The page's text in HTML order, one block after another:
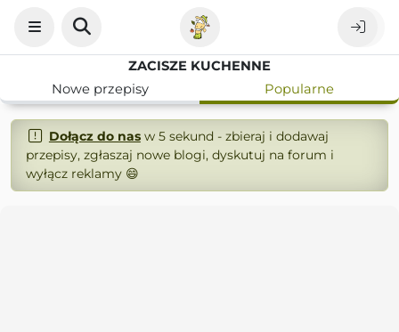
ZACISZE KUCHENNE
Nowe przepisy
Popularne
Dołącz do nasw 5 sekund - zbieraj i dodawaj
przepisy, zgłaszaj nowe blogi, dyskutuj na forum i
wyłącz reklamy 😄